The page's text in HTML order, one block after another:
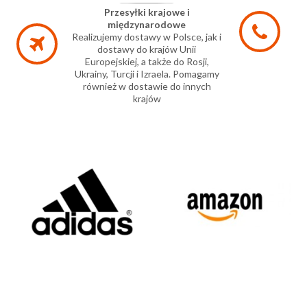
Przesyłki krajowe i
międzynarodowe
Realizujemy dostawy w Polsce, jak i
dostawy do krajów Unii
Europejskiej, a także do Rosji,
Ukrainy, Turcji i Izraela. Pomagamy
również w dostawie do innych
krajów